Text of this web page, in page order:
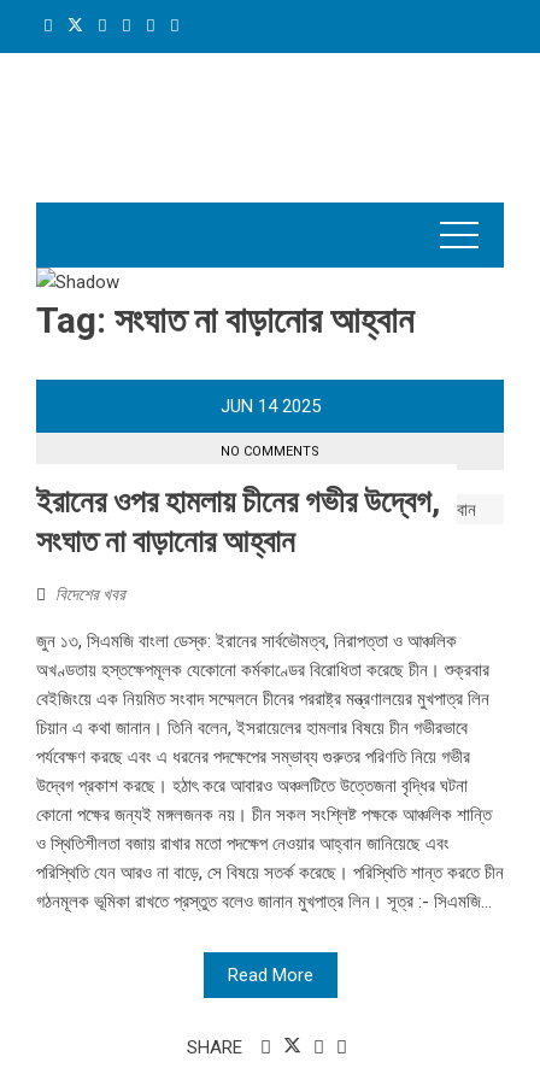
Tag: সংঘাত না বাড়ানোর আহ্বান
JUN 14 2025
NO COMMENTS
ইরানের ওপর হামলায় চীনের গভীর উদ্বেগ,
সংঘাত না বাড়ানোর আহ্বান
বিদেশের খবর
জুন ১৩, সিএমজি বাংলা ডেস্ক: ইরানের সার্বভৌমত্ব, নিরাপত্তা ও আঞ্চলিক
অখণ্ডতায় হস্তক্ষেপমূলক যেকোনো কর্মকাণ্ডের বিরোধিতা করেছে চীন। শুক্রবার
বেইজিংয়ে এক নিয়মিত সংবাদ সম্মেলনে চীনের পররাষ্ট্র মন্ত্রণালয়ের মুখপাত্র লিন
চিয়ান এ কথা জানান। তিনি বলেন, ইসরায়েলের হামলার বিষয়ে চীন গভীরভাবে
পর্যবেক্ষণ করছে এবং এ ধরনের পদক্ষেপের সম্ভাব্য গুরুতর পরিণতি নিয়ে গভীর
উদ্বেগ প্রকাশ করছে। হঠাৎ করে আবারও অঞ্চলটিতে উত্তেজনা বৃদ্ধির ঘটনা
কোনো পক্ষের জন্যই মঙ্গলজনক নয়। চীন সকল সংশ্লিষ্ট পক্ষকে আঞ্চলিক শান্তি
ও স্থিতিশীলতা বজায় রাখার মতো পদক্ষেপ নেওয়ার আহ্বান জানিয়েছে এবং
পরিস্থিতি যেন আরও না বাড়ে, সে বিষয়ে সতর্ক করেছে। পরিস্থিতি শান্ত করতে চীন
গঠনমূলক ভূমিকা রাখতে প্রস্তুত বলেও জানান মুখপাত্র লিন। সূত্র :- সিএমজি...
Read More
SHARE